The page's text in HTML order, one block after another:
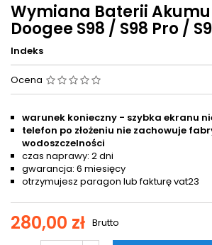
Wymiana Baterii
Doogee S98 / S98 Pro /
Indeks
Ocena
warunek konieczny - szybka ekranu
telefon po złożeniu nie zachowuje
wodoszczelności
czas naprawy: 2 dni
gwarancja: 6 miesięcy
otrzymujesz paragon lub fakturę vat23
280,00 zł Brutto